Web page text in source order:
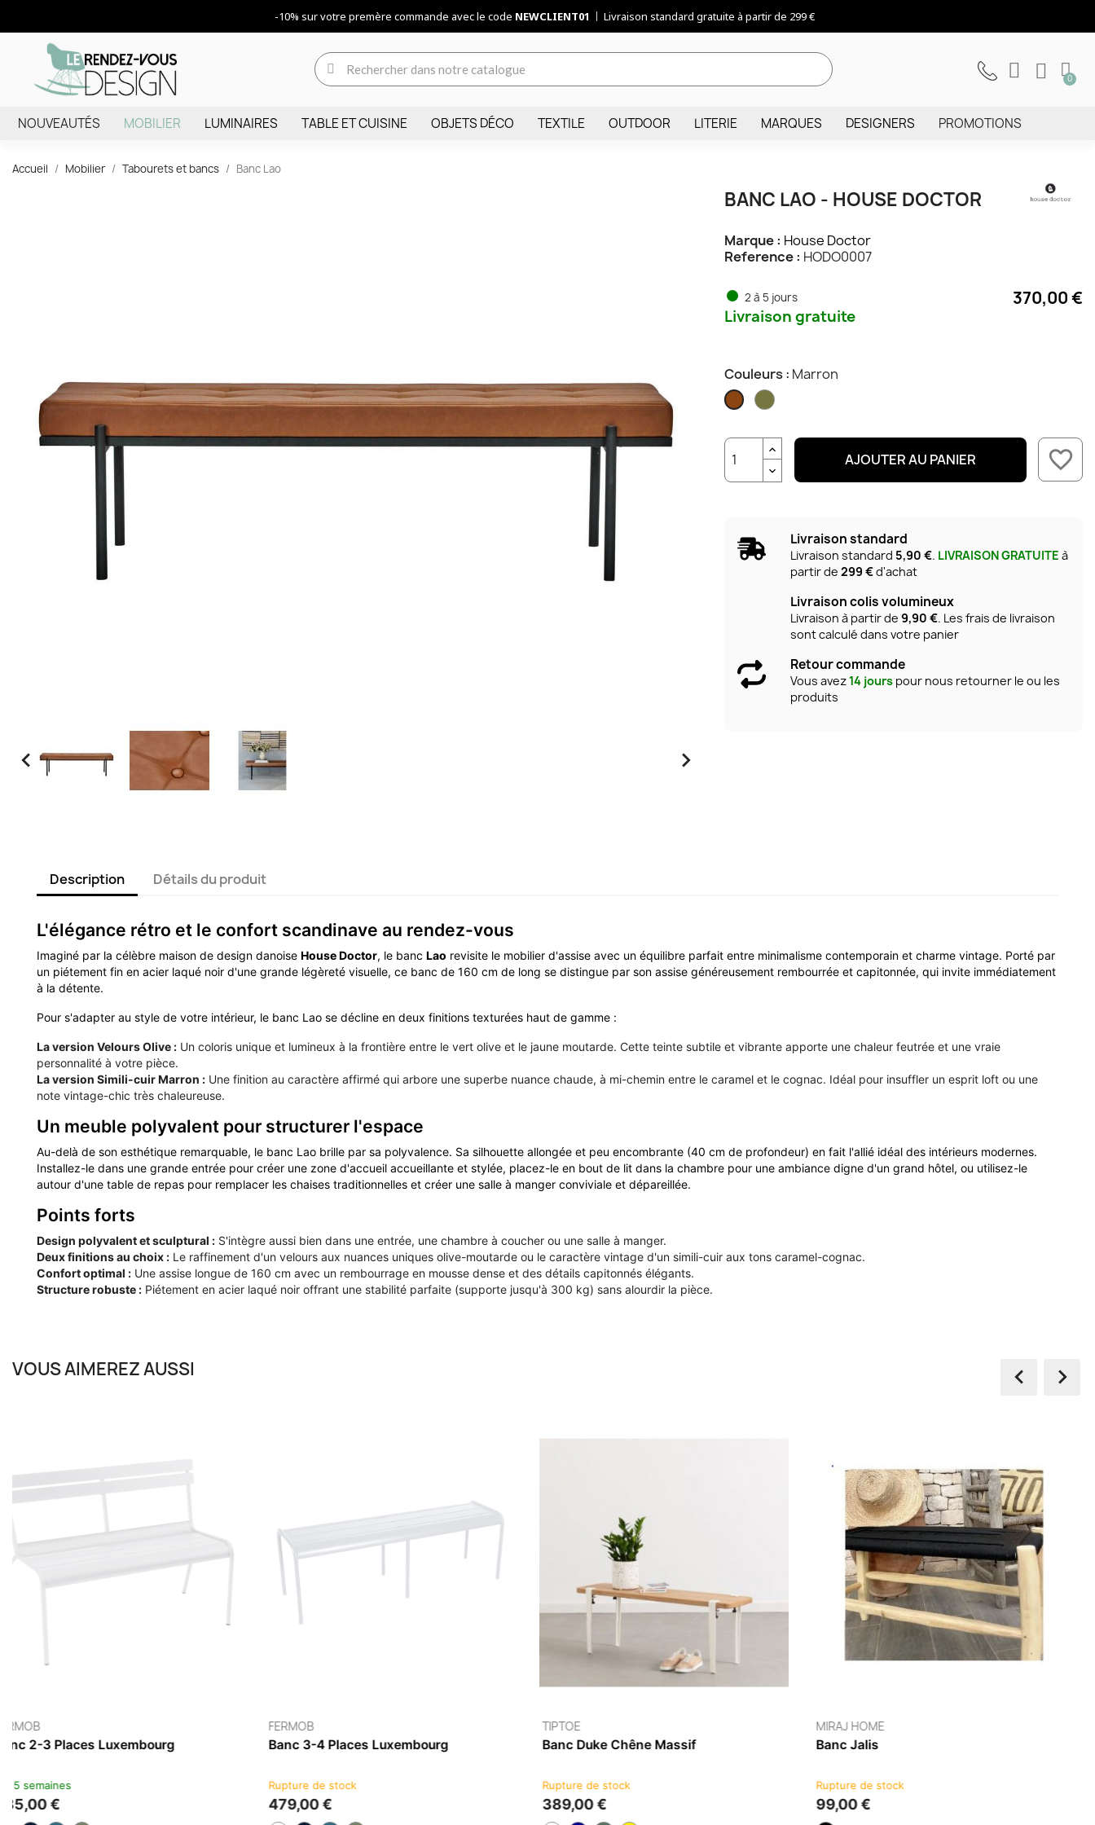
-10% sur votre premère commande avec le code NEWCLIENT01 Livraison standard gratuite à partir de 299 €
NOUVEAUTÉS MOBILIER LUMINAIRES TABLE ET CUISINE OBJETS DÉCO TEXTILE OUTDOOR LITERIE MARQUES DESIGNERS PROMOTIONS
Accueil Mobilier Tabourets et bancs Banc Lao
 
BANC LAO - HOUSE DOCTOR
Marque : House Doctor
Reference : HODO0007
2 à 5 jours 370,00 €
Livraison gratuite
Couleurs : Marron
MarronOlive
AJOUTER AU PANIER favorite_border
Livraison standard
Livraison standard 5,90 €. LIVRAISON GRATUITE à
partir de 299 €d'achat
Livraison colis volumineux
Livraison à partir de 9,90 €. Les frais de livraison
sont calculé dans votre panier
Retour commande
Vous avez14 jourspour nous retourner le ou les
produits
Description Détails du produit
L'élégance rétro et le confort scandinave au rendez-vous
Imaginé par la célèbre maison de design danoise House Doctor, le banc Lao revisite le mobilier d'assise avec un équilibre parfait entre minimalisme contemporain et charme vintage. Porté par
un piétement fin en acier laqué noir d'une grande légèreté visuelle, ce banc de 160 cm de long se distingue par son assise généreusement rembourrée et capitonnée, qui invite immédiatement
à la détente.
Pour s'adapter au style de votre intérieur, le banc Lao se décline en deux finitions texturées haut de gamme :
La version Velours Olive : Un coloris unique et lumineux à la frontière entre le vert olive et le jaune moutarde. Cette teinte subtile et vibrante apporte une chaleur feutrée et une vraie
personnalité à votre pièce.
La version Simili-cuir Marron : Une finition au caractère affirmé qui arbore une superbe nuance chaude, à mi-chemin entre le caramel et le cognac. Idéal pour insuffler un esprit loft ou une
note vintage-chic très chaleureuse.
Un meuble polyvalent pour structurer l'espace
Au-delà de son esthétique remarquable, le banc Lao brille par sa polyvalence. Sa silhouette allongée et peu encombrante (40 cm de profondeur) en fait l'allié idéal des intérieurs modernes.
Installez-le dans une grande entrée pour créer une zone d'accueil accueillante et stylée, placez-le en bout de lit dans la chambre pour une ambiance digne d'un grand hôtel, ou utilisez-le
autour d'une table de repas pour remplacer les chaises traditionnelles et créer une salle à manger conviviale et dépareillée.
Points forts
Design polyvalent et sculptural : S'intègre aussi bien dans une entrée, une chambre à coucher ou une salle à manger.
Deux finitions au choix : Le raffinement d'un velours aux nuances uniques olive-moutarde ou le caractère vintage d'un simili-cuir aux tons caramel-cognac.
Confort optimal : Une assise longue de 160 cm avec un rembourrage en mousse dense et des détails capitonnés élégants.
Structure robuste : Piétement en acier laqué noir offrant une stabilité parfaite (supporte jusqu'à 300 kg) sans alourdir la pièce.
VOUS AIMEREZ AUSSI
Rupture de stock
789,00 €
+5
FERMOB
Banc 2-3 Places Luxembourg
3 à 5 semaines
535,00 €
FERMOB
Banc 3-4 Places Luxembourg
Rupture de stock
479,00 €
 